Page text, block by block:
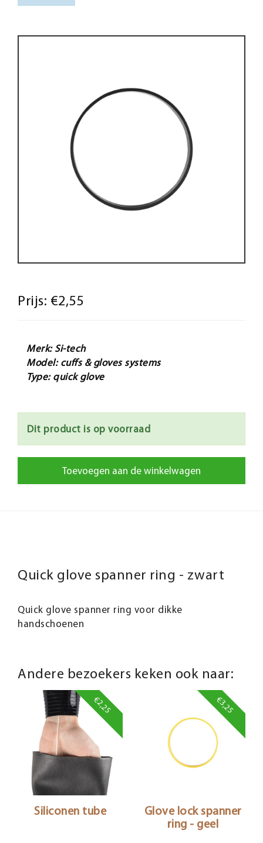
Prijs: €2,55
Merk: Si-tech
Model: cuffs & gloves systems
Type: quick glove
Dit product is op voorraad
Toevoegen aan de winkelwagen
Quick glove spanner ring - zwart
Quick glove spanner ring voor dikke
handschoenen
Andere bezoekers keken ook naar:
€2,25
Siliconen tube
€3,25
Glove lock spanner
ring - geel